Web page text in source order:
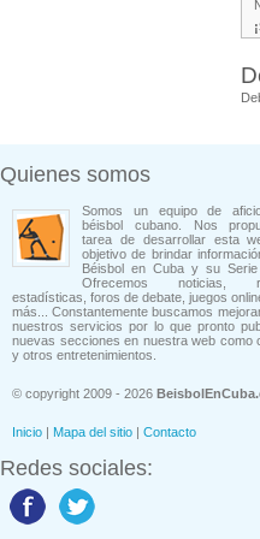
Quienes somos
Somos un equipo de
béisbol cubano. Nos
tarea de desarrollar esta
objetivo de brindar
Béisbol en Cuba y su Serie
Ofrecemos noticias,
estadísticas, foros de debate, juegos
más... Constantemente buscamos
nuestros servicios por lo que pronto
nuevas secciones en nuestra web como
y otros entretenimientos.
© copyright 2009 - 2026
Inicio | Mapa del sitio | Contacto
Redes sociales: